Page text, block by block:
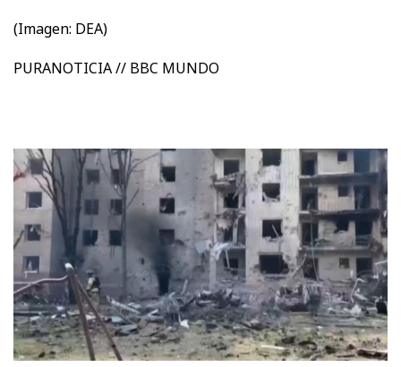
(Imagen: DEA)
PURANOTICIA // BBC MUNDO